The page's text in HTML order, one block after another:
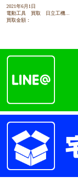
2021年6月1日
電動工具 買取 日立工機...
買取金額：